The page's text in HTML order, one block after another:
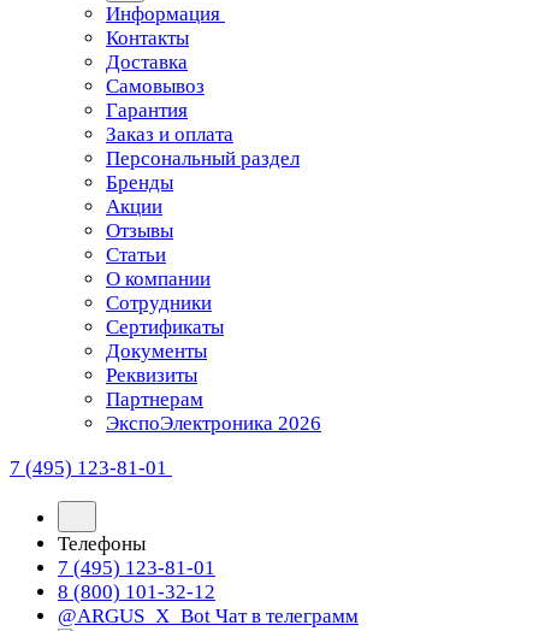
Информация
Контакты
Доставка
Самовывоз
Гарантия
Заказ и оплата
Персональный раздел
Бренды
Акции
Отзывы
Статьи
О компании
Сотрудники
Сертификаты
Документы
Реквизиты
Партнерам
ЭкспоЭлектроника 2026
7 (495) 123-81-01
Телефоны
7 (495) 123-81-01
8 (800) 101-32-12
@ARGUS_X_Bot Чат в телеграмм